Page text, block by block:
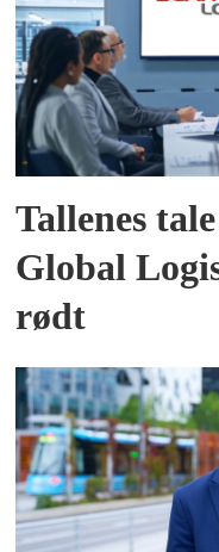
Tallenes
Global
rødt